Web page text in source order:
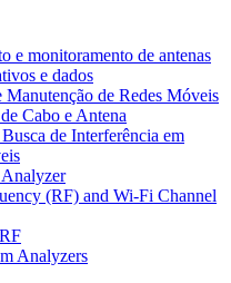
e monitoramento de antenas
e dados
Manutenção de Redes Móveis
Cabo e Antena
de Interferência em
(RF) and Wi-Fi Channel
Analyzers